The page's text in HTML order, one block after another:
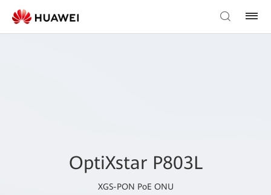
OptiXstar P803L
XGS-PON PoE ONU